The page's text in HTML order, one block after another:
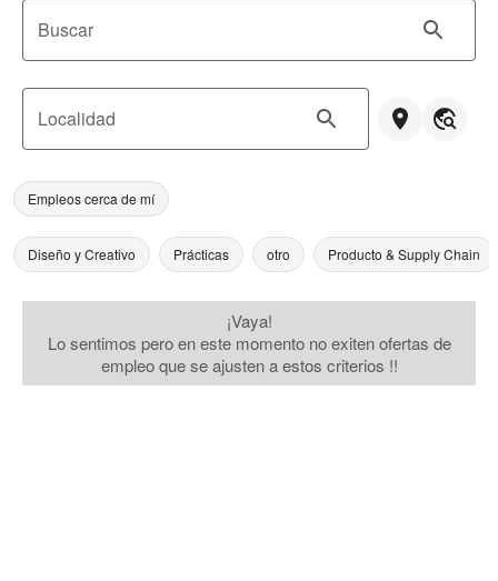
Buscar
Localidad
Empleos cerca de mí
Diseño y Creativo Prácticas otro Producto & Supply Chain
¡Vaya!
Lo sentimos pero en este momento no exiten ofertas de
empleo que se ajusten a estos criterios !!